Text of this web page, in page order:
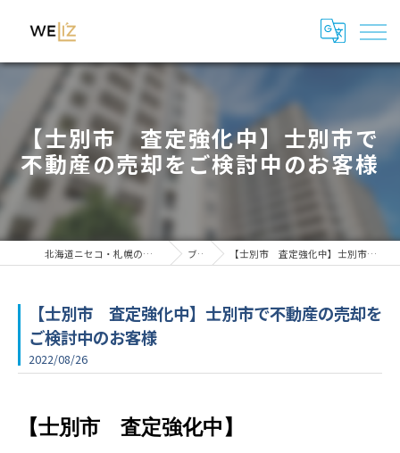
【士別市 査定強化中】士別市で
不動産の売却をご検討中のお客様
北海道ニセコ・札幌の民泊管理・運用代行はWeli'z ブログ 【士別市 査定強化中】士別市で不動産の売却をご検討中のお客様
【士別市 査定強化中】士別市で不動産の売却を
ご検討中のお客様
2022/08/26
【士別市　査定強化中】